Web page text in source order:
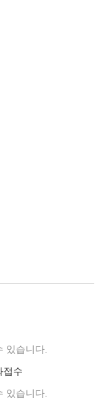
있습니다.
접수
있습니다.